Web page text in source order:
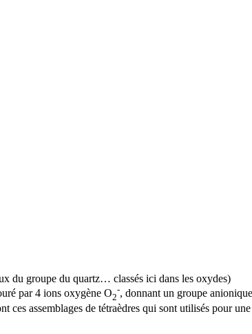
du groupe du quartz… classés ici dans les oxydes)
par 4 ions oxygène O2
-, donnant un groupe anionique
ces assemblages de tétraèdres qui sont utilisés pour